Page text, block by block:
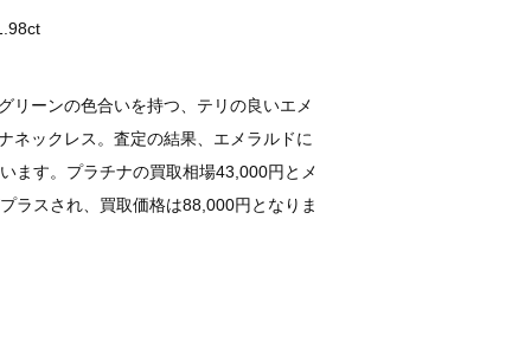
リーンの色合いを持つ、テリの良いエメ
ネックレス。査定の結果、エメラルドに
ます。プラチナの買取相場43,000円とメ
ラスされ、買取価格は88,000円となりま